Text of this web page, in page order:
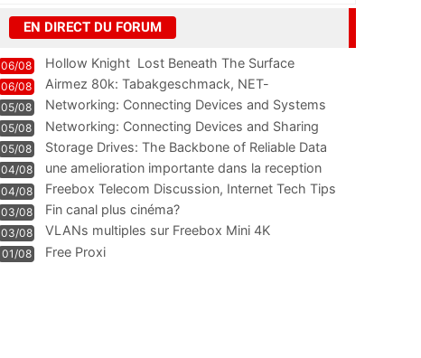
EN DIRECT DU FORUM
06/08 Hollow Knight  Lost Beneath The Surface
06/08
Airmez 80k: Tabakgeschmack, NET-
Technologie und Leistung im
05/08 Networking: Connecting Devices and Systems
05/08
Networking: Connecting Devices and Sharing
Information
05/08
Storage Drives: The Backbone of Reliable Data
Management
04/08
une amelioration importante dans la reception
WIFI
04/08
Freebox Telecom Discussion, Internet Tech Tips
Communi
03/08 Fin canal plus cinéma?
03/08 VLANs multiples sur Freebox Mini 4K
01/08 Free Proxi